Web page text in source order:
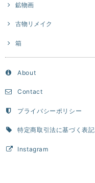
鉱物画
古物リメイク
箱
About
Contact
プライバシーポリシー
特定商取引法に基づく表記
Instagram